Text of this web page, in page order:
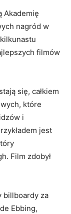
Akademię
nagród w
filmów
się, całkiem
które
i
jest
Film zdobył
billboardy za
Ebbing,